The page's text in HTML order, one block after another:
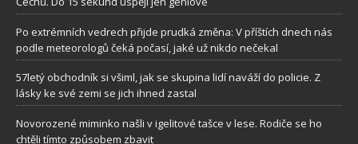
Po extrémních vedrech přijde prudká změna: V příštích dnech nás
podle meteorologů čeká počasí, jaké už nikdo nečekal
57letý obchodník si všiml, jak se skupina lidí naváží do policie. Z
lásky ke své zemi se jich ihned zastal
Novorozené miminko našli v igelitové tašce v lese. Rodiče se ho
chtěli tímto způsobem zbavit